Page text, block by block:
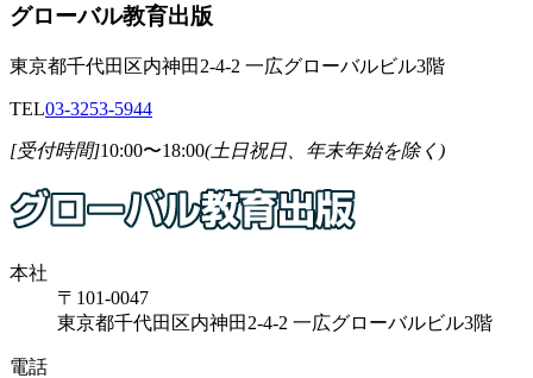
グローバル教育出版
東京都千代田区内神田2-4-2 一広グローバルビル3階
TEL03-3253-5944
[受付時間]10:00〜18:00(土日祝日、年末年始を除く)
本社
〒101-0047
東京都千代田区内神田2-4-2 一広グローバルビル3階
電話